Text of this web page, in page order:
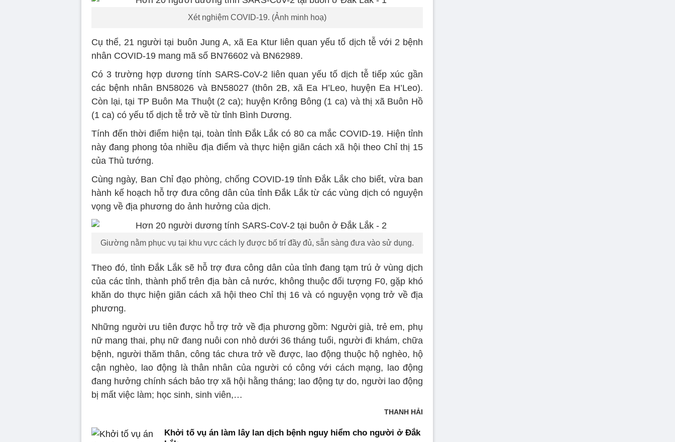
Xét nghiệm COVID-19. (Ảnh minh hoạ)
Cụ thể, 21 người tại buôn Jung A, xã Ea Ktur liên quan yếu tố dịch tễ với 2 bệnh
nhân COVID-19 mang mã số BN76602 và BN62989.
Có 3 trường hợp dương tính SARS-CoV-2 liên quan yếu tố dịch tễ tiếp xúc gần
các bệnh nhân BN58026 và BN58027 (thôn 2B, xã Ea H’Leo, huyện Ea H’Leo).
Còn lại, tại TP Buôn Ma Thuột (2 ca); huyện Krông Bông (1 ca) và thị xã Buôn Hồ
(1 ca) có yếu tố dịch tễ trở về từ tỉnh Bình Dương.
Tính đến thời điểm hiện tại, toàn tỉnh Đắk Lắk có 80 ca mắc COVID-19. Hiện tỉnh
này đang phong tỏa nhiều địa điểm và thực hiện giãn cách xã hội theo Chỉ thị 15
của Thủ tướng.
Cùng ngày, Ban Chỉ đạo phòng, chống COVID-19 tỉnh Đắk Lắk cho biết, vừa ban
hành kế hoạch hỗ trợ đưa công dân của tỉnh Đắk Lắk từ các vùng dịch có nguyện
vọng về địa phương do ảnh hưởng của dịch.
Giường nằm phục vụ tại khu vực cách ly được bố trí đầy đủ, sẵn sàng đưa vào sử dụng.
Theo đó, tỉnh Đắk Lắk sẽ hỗ trợ đưa công dân của tỉnh đang tạm trú ở vùng dịch
của các tỉnh, thành phố trên địa bàn cả nước, không thuộc đối tượng F0, gặp khó
khăn do thực hiện giãn cách xã hội theo Chỉ thị 16 và có nguyện vọng trở về địa
phương.
Những người ưu tiên được hỗ trợ trở về địa phương gồm: Người già, trẻ em, phụ
nữ mang thai, phụ nữ đang nuôi con nhỏ dưới 36 tháng tuổi, người đi khám, chữa
bệnh, người thăm thân, công tác chưa trở về được, lao động thuộc hộ nghèo, hộ
cận nghèo, lao động là thân nhân của người có công với cách mạng, lao động
đang hưởng chính sách bảo trợ xã hội hằng tháng; lao động tự do, người lao động
bị mất việc làm; học sinh, sinh viên,…
THANH HẢI
Khởi tố vụ án làm lây lan dịch bệnh nguy hiểm cho người ở Đắk